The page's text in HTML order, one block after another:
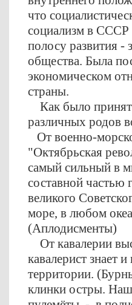
что
социализм в СССР
полосу развития -
общества. Была
экономическом
страны.
Как было
различных родов
От военно-
"Октябрьская
самый сильный в
составной
великого
море, в любом
(Аплодисменты)
От кавалерии
кавалерист знает
территории.
клинки остры.